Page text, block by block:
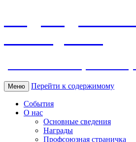
МБДОУ ДС
Меню Перейти к содержимому
События
О нас
Основные сведения
Награды
Профсоюзная страничка